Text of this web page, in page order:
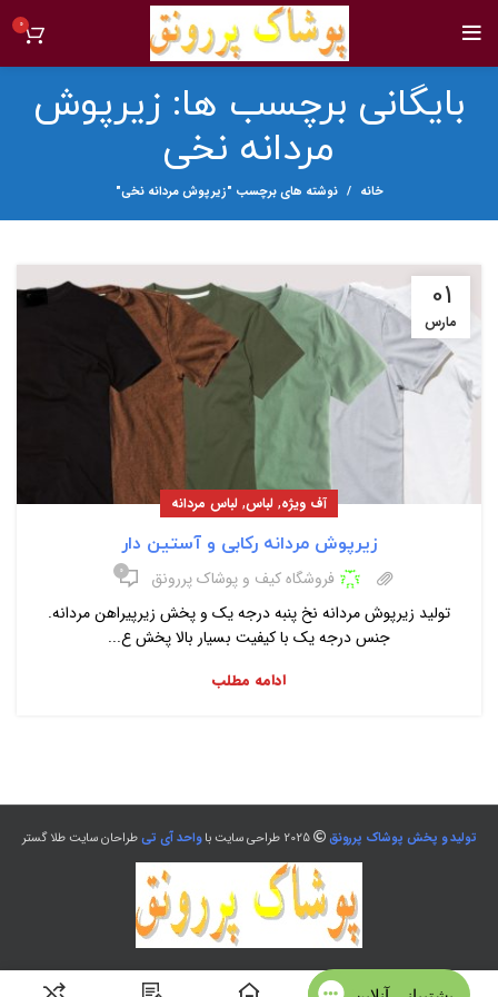
0
بایگانی برچسب ها: زیرپوش
مردانه نخی
خانه نوشته های برچسب "زیرپوش مردانه نخی"
01
مارس
آف ویژه, لباس, لباس مردانه
زیرپوش مردانه رکابی و آستین دار
فروشگاه کیف و پوشاک پررونق ۰
تولید زیرپوش مردانه نخ پنبه درجه یک و پخش زیرپیراهن مردانه.
جنس درجه یک با کیفیت بسیار بالا پخش ع...
ادامه مطلب
تولید و پخش پوشاک پررونق 2025 طراحی سایت با واحد آی تیطراحان سایت طلا گستر